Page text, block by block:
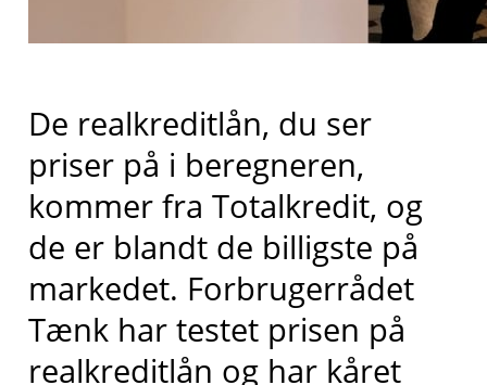
De realkreditlån, du ser
priser på i beregneren,
kommer fra Totalkredit, og
de er blandt de billigste på
markedet. Forbrugerrådet
Tænk har testet prisen på
realkreditlån og har kåret